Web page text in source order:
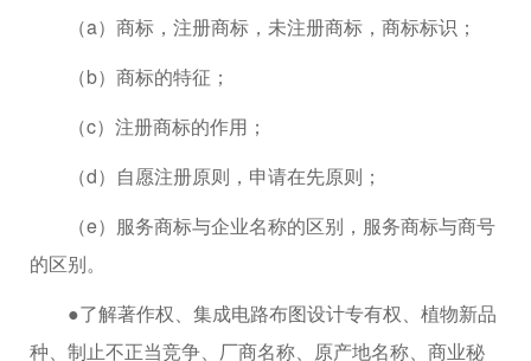
（a）商标，注册商标，未注册商标，商标标识；
（b）商标的特征；
（c）注册商标的作用；
（d）自愿注册原则，申请在先原则；
（e）服务商标与企业名称的区别，服务商标与商号
的区别。
●了解著作权、集成电路布图设计专有权、植物新品
种、制止不正当竞争、厂商名称、原产地名称、商业秘